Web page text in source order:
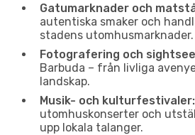
Gatumarknader och
autentiska smaker och
stadens utomhusmarknader.
Fotografering och
Barbuda – från livliga
landskap.
Musik- och kulturfestivaler:
utomhuskonserter och
upp lokala talanger.